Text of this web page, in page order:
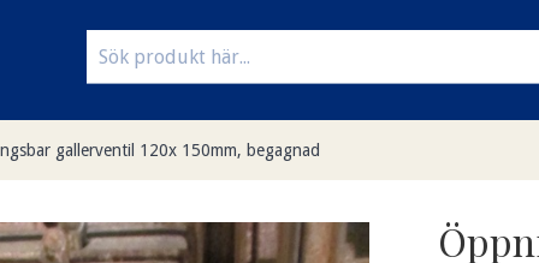
gallerventil 120x 150mm, begagnad